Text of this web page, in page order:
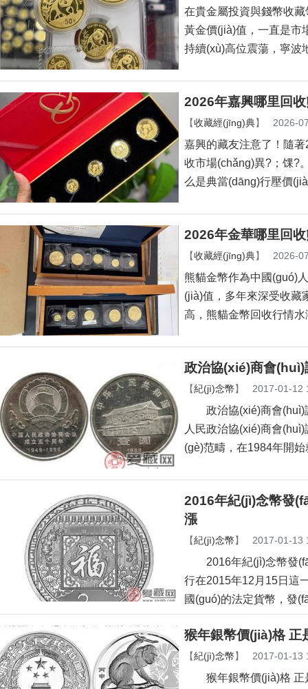
在貴金屬投資與錢幣收藏
黃金價(jià)值，一直是
持續(xù)高位震蕩，寧
2026年嘉興哪里回
【收藏經(jīng)典】 2026-
嘉興的藏友注意了！隨著
收市場(chǎng)異?；馃
么是典當(dāng)行壓價(jià)
2026年金華哪里回收
【收藏經(jīng)典】 2026-
熊貓金幣作為中國(guó)人
(jià)值，多年來深受
高，熊貓金幣回收行情水
政治協(xié)商會(huì)
【紀(jì)念幣】 2017-01-12
政治協(xié)商會(huì)
人民政治協(xié)商會
(gè)范疇，在1984年開
2016年紀(jì)念幣發
漲
【紀(jì)念幣】 2017-01-13
2016年紀(jì)念幣發
行在2015年12月15日這
國(guó)的法定貨幣，發
猴年銀幣價(jià)格 正
【紀(jì)念幣】 2017-01-13
猴年銀幣價(jià)格 正